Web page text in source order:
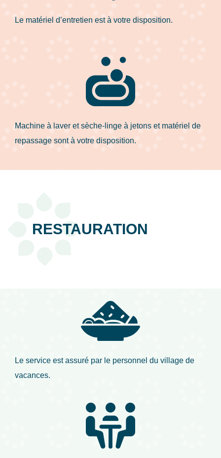
Le matériel d’entretien est à votre disposition.
Machine à laver et sèche-linge à jetons et matériel de
repassage sont à votre disposition.
RESTAURATION
Le service est assuré par le personnel du village de
vacances.